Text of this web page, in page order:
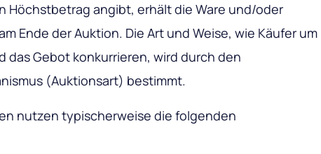
Höchstbetrag angibt, erhält die Ware und/oder
Ende der Auktion. Die Art und Weise, wie Käufer um
das Gebot konkurrieren, wird durch den
(Auktionsart) bestimmt.
nutzen typischerweise die folgenden